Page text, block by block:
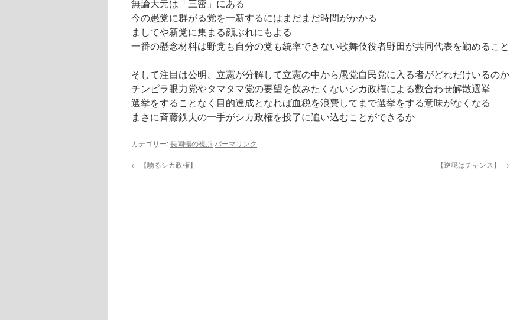
無論大元は「三密」にある
今の愚党に群がる党を一新するにはまだまだ時間がかかる
ましてや新党に集まる顔ぶれにもよる
一番の懸念材料は野党も自分の党も統率できない歌舞伎役者野田が共同代表を勤めること
そして注目は公明、立憲が分解して立憲の中から愚党自民党に入る者がどれだけいるのか
チンピラ眼力党やタマタマ党の要望を飲みたくないシカ政権による数合わせ解散選挙
選挙をすることなく目的達成となれば血税を浪費してまで選挙をする意味がなくなる
まさに斉藤鉄夫の一手がシカ政権を投了に追い込むことができるか
カテゴリー:長岡暢の視点 パーマリンク
← 【驕るシカ政権】 【逆境はチャンス】 →